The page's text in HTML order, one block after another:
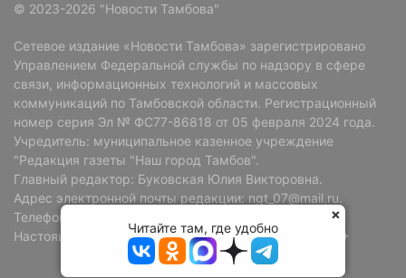
© 2023-2026 "Новости Тамбова"
Сетевое издание «Новости Тамбова» зарегистрировано
Управлением Федеральной службы по надзору в сфере
связи, информационных технологий и массовых
коммуникаций по Тамбовской области. Регистрационный
номер серия Эл № ФС77-86818 от 05 февраля 2024 года.
Учредитель: муниципальное казенное учреждение
"Редакция газеты "Наш город Тамбов".
Главный редактор: Буковская Юлия Викторовна.
Адрес электронной почты редакции: ngt_07@mail.ru.
Телефон редакции: +7 (4752) 72-69-37.
Настоящий ресурс может содержать материалы 18+
Читайте там, где удобно